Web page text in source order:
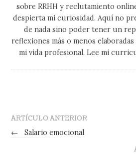
sobre RRHH y reclutamiento
despierta mi curiosidad. Aquí no
de nada sino poder tener un
reflexiones más o menos
mi vida profesional. Lee mi
ARTÍCULO ANTERIOR
←
Salario emocional